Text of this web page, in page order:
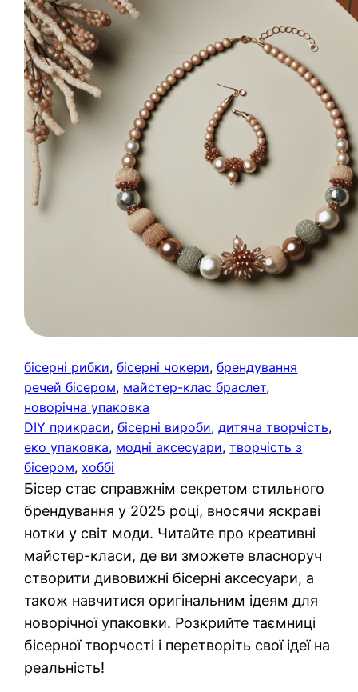
бісерні рибки, бісерні чокери, брендування
речей бісером, майстер-клас браслет
новорічна упаковка
DIY прикраси, бісерні вироби, дитяча творчість
еко упаковка, модні аксесуари, творчість з
бісером, хоббі
Бісер стає справжнім секретом стильного
брендування у 2025 році, вносячи яскраві
нотки у світ моди. Читайте про креативні
майстер-класи, де ви зможете власноруч
створити дивовижні бісерні аксесуари, а
також навчитися оригінальним ідеям для
новорічної упаковки. Розкрийте таємниці
бісерної творчості і перетворіть свої ідеї на
реальність!